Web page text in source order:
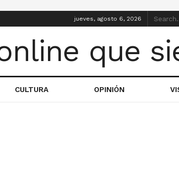
jueves, agosto 6, 2026
CULTURA OPINIÓN